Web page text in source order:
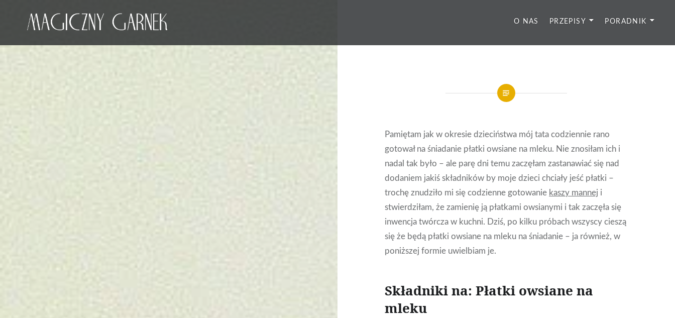
Magiczny Garnek
O NAS PRZEPISY PORADNIK
Pamiętam jak w okresie dzieciństwa mój tata codziennie rano
gotował na śniadanie płatki owsiane na mleku. Nie znosiłam ich i
nadal tak było – ale parę dni temu zaczęłam zastanawiać się nad
dodaniem jakiś składników by moje dzieci chciały jeść płatki –
trochę znudziło mi się codzienne gotowanie kaszy mannej i
stwierdziłam, że zamienię ją płatkami owsianymi i tak zaczęła się
inwencja twórcza w kuchni. Dziś, po kilku próbach wszyscy cieszą
się że będą płatki owsiane na mleku na śniadanie – ja również, w
poniższej formie uwielbiam je.
Składniki na: Płatki owsiane na
mleku